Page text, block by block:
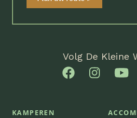
Volg De Kleine
KAMPEREN